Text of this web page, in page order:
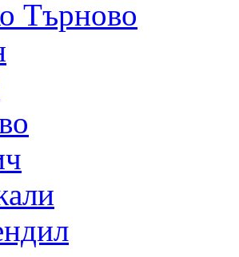
Търново